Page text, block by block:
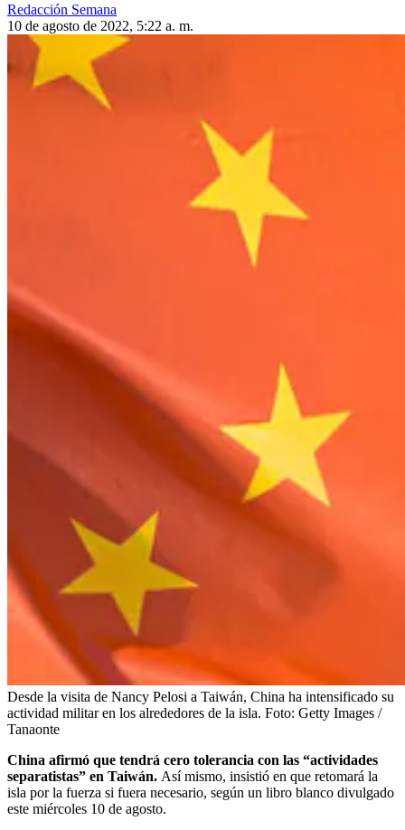
Redacción Semana
10 de agosto de 2022, 5:22 a. m.
Desde la visita de Nancy Pelosi a Taiwán, China ha intensificado su
actividad militar en los alrededores de la isla. Foto: Getty Images /
Tanaonte
China afirmó que tendrá cero tolerancia con las “actividades
separatistas” en Taiwán. Así mismo, insistió en que retomará la
isla por la fuerza si fuera necesario, según un libro blanco divulgado
este miércoles 10 de agosto.